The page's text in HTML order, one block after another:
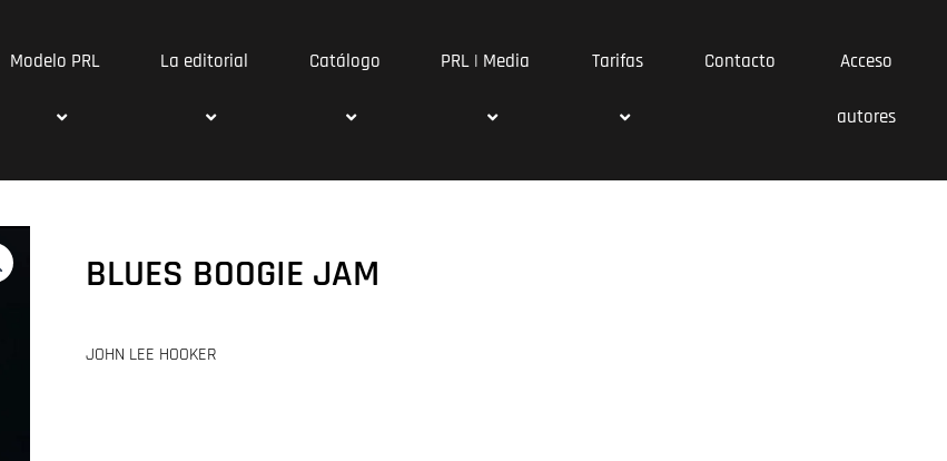
Modelo PRL La editorial Catálogo PRL | Media Tarifas Contacto Acceso
autores
BLUES BOOGIE JAM
JOHN LEE HOOKER